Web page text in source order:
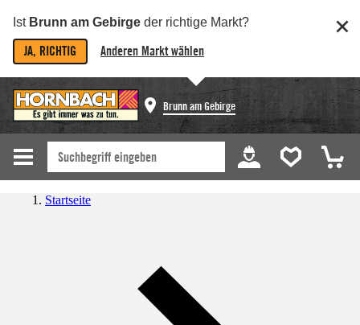
Ist Brunn am Gebirge der richtige Markt?
JA, RICHTIG Anderen Markt wählen
Brunn am Gebirge
Startseite